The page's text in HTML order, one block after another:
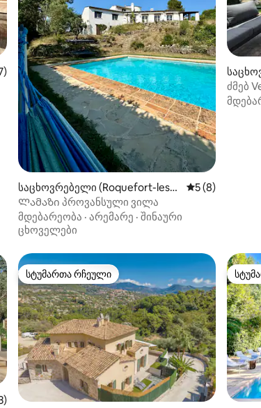
შეფასებაა 5‑დან 5, 27 მიმოხილვა
საცხოვრებელი (Roquefort-les-P
ins)
საშუალო
5 (8)
Ლამაზი პროვანსული ვილა
მდებარეობა · არემარე · შინაური
ცხოველები
ძმებ
შეფასებაა 5‑დან 5, 3 მიმოხილვა
სტუმართა რჩეული
სტუმართა რჩეული